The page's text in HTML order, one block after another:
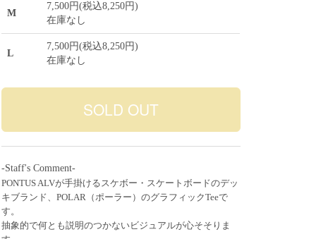
M
7,500円(税込8,250円)
在庫なし
L
7,500円(税込8,250円)
在庫なし
-Staff's Comment-
PONTUS ALVが手掛けるスケボー・スケートボードのデッ
キブランド、POLAR（ポーラー）のグラフィックTeeで
す。
抽象的で何とも説明のつかないビジュアルが心そそりま